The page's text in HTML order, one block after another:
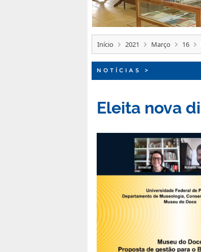
Início 2021 Março 16
NOTÍCIAS >
Eleita nova